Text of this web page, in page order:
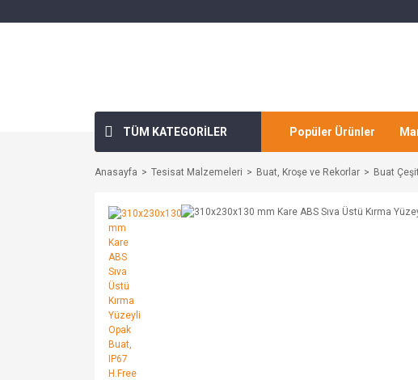
TÜM KATEGORİLER Popüler Ürünler
Anasayfa Tesisat Malzemeleri Buat, Kroşe ve Rekorlar Buat